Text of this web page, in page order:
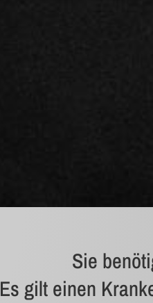
Sie
Es gilt einen